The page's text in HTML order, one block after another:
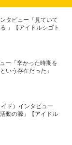
タビュー「見ていて
」【アイドルシゴト
ー「辛かった時期を
いう存在だった」
ド）インタビュー
動の源」【アイドル